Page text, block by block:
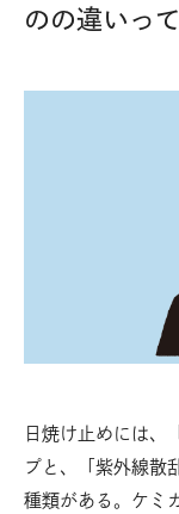
のの違いっ
日焼け止めには、
プと、「紫外線散
種類がある。ケミ